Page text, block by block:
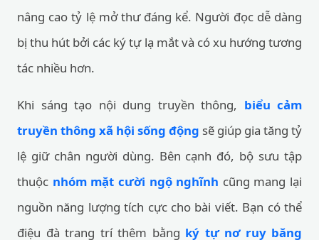
nâng cao tỷ lệ mở thư đáng kể. Người đọc dễ dàng
bị thu hút bởi các ký tự lạ mắt và có xu hướng tương
tác nhiều hơn.
Khi sáng tạo nội dung truyền thông, biểu cảm
truyền thông xã hội sống động sẽ giúp gia tăng tỷ
lệ giữ chân người dùng. Bên cạnh đó, bộ sưu tập
thuộc nhóm mặt cười ngộ nghĩnh cũng mang lại
nguồn năng lượng tích cực cho bài viết. Bạn có thể
điệu đà trang trí thêm bằng ký tự nơ ruy băng